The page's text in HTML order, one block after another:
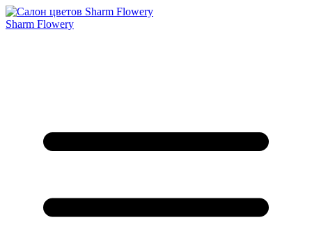
Sharm Flowery